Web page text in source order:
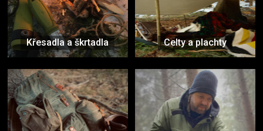
Křesadla a škrtadla Celty a plachty